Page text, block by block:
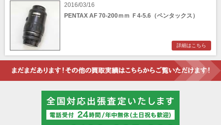
2016/03/16
PENTAX AF 70-200ｍｍ Ｆ4-5.6（ペンタックス）
詳細はこちら